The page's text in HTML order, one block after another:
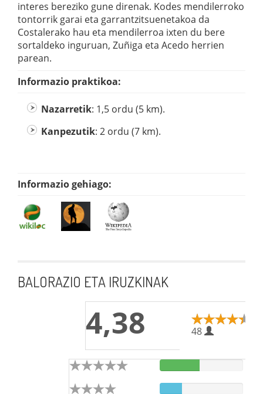
interes bereziko gune direnak. Kodes mendilerroko
tontorrik garai eta garrantzitsuenetakoa da
Costalerako hau eta mendilerroa ixten du bere
sortaldeko inguruan, Zuñiga eta Acedo herrien
parean.
Informazio praktikoa:
Nazarretik: 1,5 ordu (5 km).
Kanpezutik: 2 ordu (7 km).
Informazio gehiago:
BALORAZIO ETA IRUZKINAK
4,38 48